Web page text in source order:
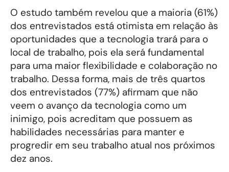
O estudo também revelou que a maioria (61%)
dos entrevistados está otimista em relação às
oportunidades que a tecnologia trará para o
local de trabalho, pois ela será fundamental
para uma maior flexibilidade e colaboração no
trabalho. Dessa forma, mais de três quartos
dos entrevistados (77%) afirmam que não
veem o avanço da tecnologia como um
inimigo, pois acreditam que possuem as
habilidades necessárias para manter e
progredir em seu trabalho atual nos próximos
dez anos.